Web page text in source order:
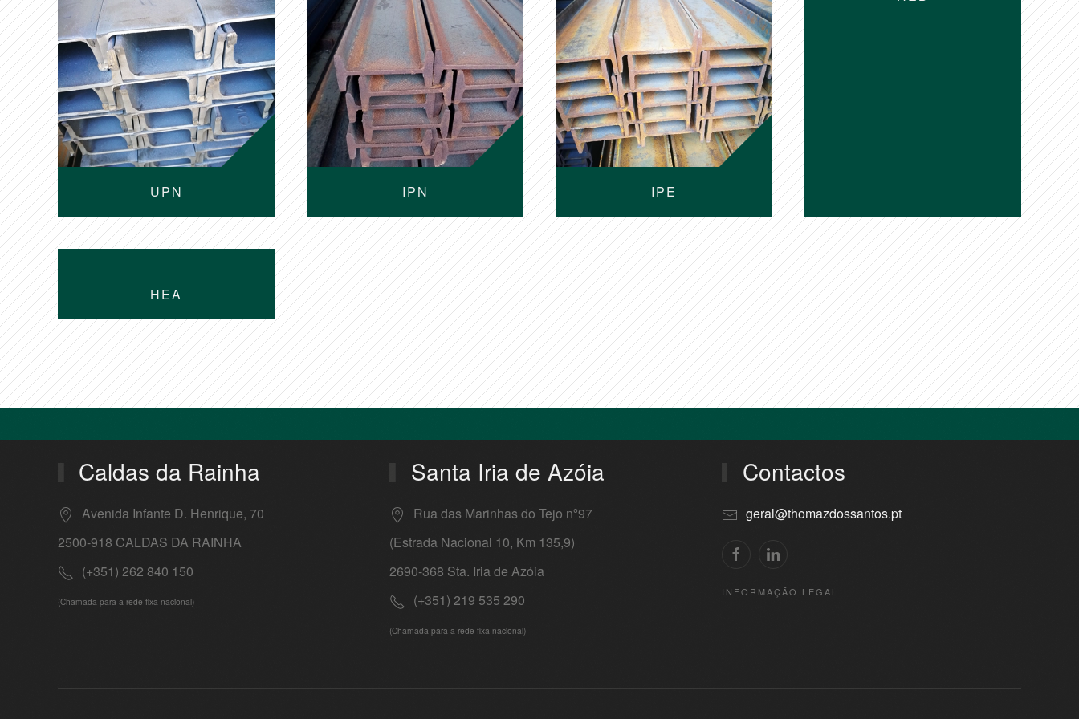
UPN IPN IPE
HEA
Caldas da Rainha
Avenida Infante D. Henrique, 70
2500-918 CALDAS DA RAINHA
(+351) 262 840 150
(Chamada para a rede fixa nacional)
Santa Iria de Azóia
Rua das Marinhas do Tejo nº97
(Estrada Nacional 10, Km 135,9)
2690-368 Sta. Iria de Azóia
(+351) 219 535 290
(Chamada para a rede fixa nacional)
Contactos
geral@thomazdossantos.pt
INFORMAÇÃO LEGAL